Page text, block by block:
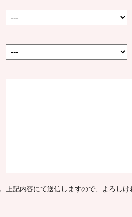
上記内容にて送信しますので、よろしけ